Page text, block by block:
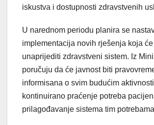
iskustva i dostupnosti zdravstvenih
U narednom periodu planira se
implementacija novih rješenja koja
unaprijediti zdravstveni sistem. Iz
poručuju da će javnost biti
informisana o svim budućim
kontinuirano praćenje potreba
prilagođavanje sistema tim